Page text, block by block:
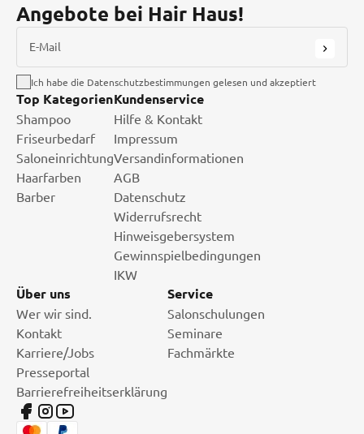
Angebote bei Hair Haus!
E-Mail
Ich habe die Datenschutzbestimmungen gelesen und akzeptiert
Top Kategorien
Shampoo
Friseurbedarf
Saloneinrichtung
Haarfarben
Barber
Kundenservice
Hilfe & Kontakt
Impressum
Versandinformationen
AGB
Datenschutz
Widerrufsrecht
Hinweisgebersystem
Gewinnspielbedingungen
IKW
Über uns
Wer wir sind.
Kontakt
Karriere/Jobs
Presseportal
Barrierefreiheitserklärung
Service
Salonschulungen
Seminare
Fachmärkte